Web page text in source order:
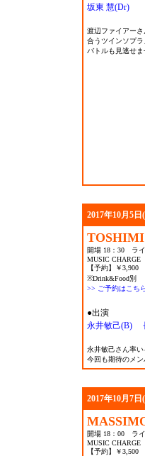
坂東 慧(Dr)
渡辺ファイアー
合うツインソプ
バトルも見逃せ
2017年10月5日
TOSHIMI
開場 18：30 ラ
MUSIC CHARGE
【予約】￥
※Drink&Food別
>> ご予約はこち
●出演
永井敏己(B)
永井敏己さん率い
今回も期待のメ
2017年10月7日
開場 18：00 ラ
MUSIC CHARGE
【予約】￥